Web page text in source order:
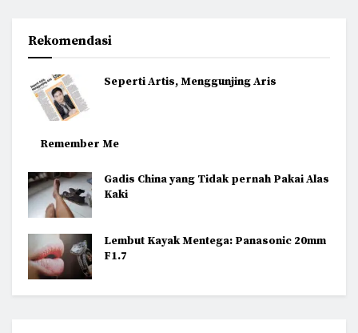
Rekomendasi
Seperti Artis, Menggunjing Aris
Remember Me
Gadis China yang Tidak pernah Pakai Alas
Kaki
Lembut Kayak Mentega: Panasonic 20mm
F1.7